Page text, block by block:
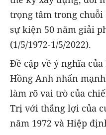
trọng tâm trong chuỗi
sự kiện 50 năm giải
(1/5/1972-1/5/2022).
Đề cập về ý nghĩa
Hồng Anh nhấn
làm rõ vai trò của
Trị với thắng lợi của
năm 1972 và Hiệp